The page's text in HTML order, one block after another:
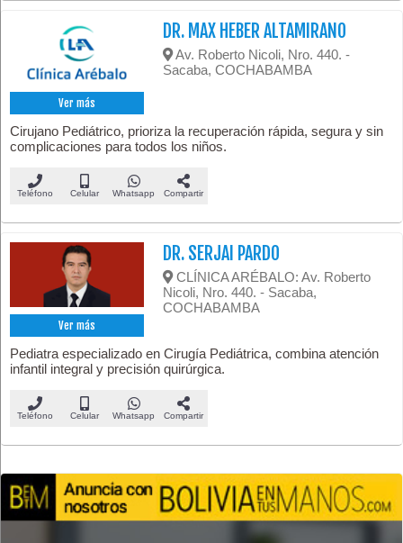
Ver más
DR. MAX HEBER ALTAMIRANO
Av. Roberto Nicoli, Nro. 440. -
Sacaba, COCHABAMBA
Cirujano Pediátrico, prioriza la recuperación rápida, segura y sin
complicaciones para todos los niños.
Teléfono Celular Whatsapp Compartir
Ver más
DR. SERJAI PARDO
CLÍNICA ARÉBALO: Av. Roberto
Nicoli, Nro. 440. - Sacaba,
COCHABAMBA
Pediatra especializado en Cirugía Pediátrica, combina atención
infantil integral y precisión quirúrgica.
Teléfono Celular Whatsapp Compartir